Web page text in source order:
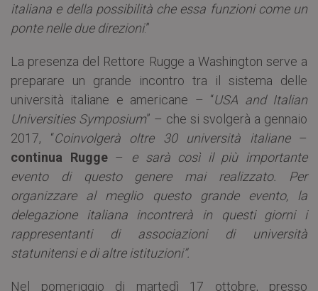
italiana e della possibilità che essa funzioni come un
ponte nelle due direzioni.”
La presenza del Rettore Rugge a Washington serve a
preparare un grande incontro tra il sistema delle
università italiane e americane – “USA and Italian
Universities Symposium” – che si svolgerà a gennaio
2017, “Coinvolgerà oltre 30 università italiane–
continua Rugge–
e sarà così il più importante
evento di questo genere mai realizzato. Per
organizzare al meglio questo grande evento, la
delegazione italiana incontrerà in questi giorni i
rappresentanti di associazioni di università
statunitensi e di altre istituzioni”.
Nel pomeriggio di martedì 17 ottobre, presso